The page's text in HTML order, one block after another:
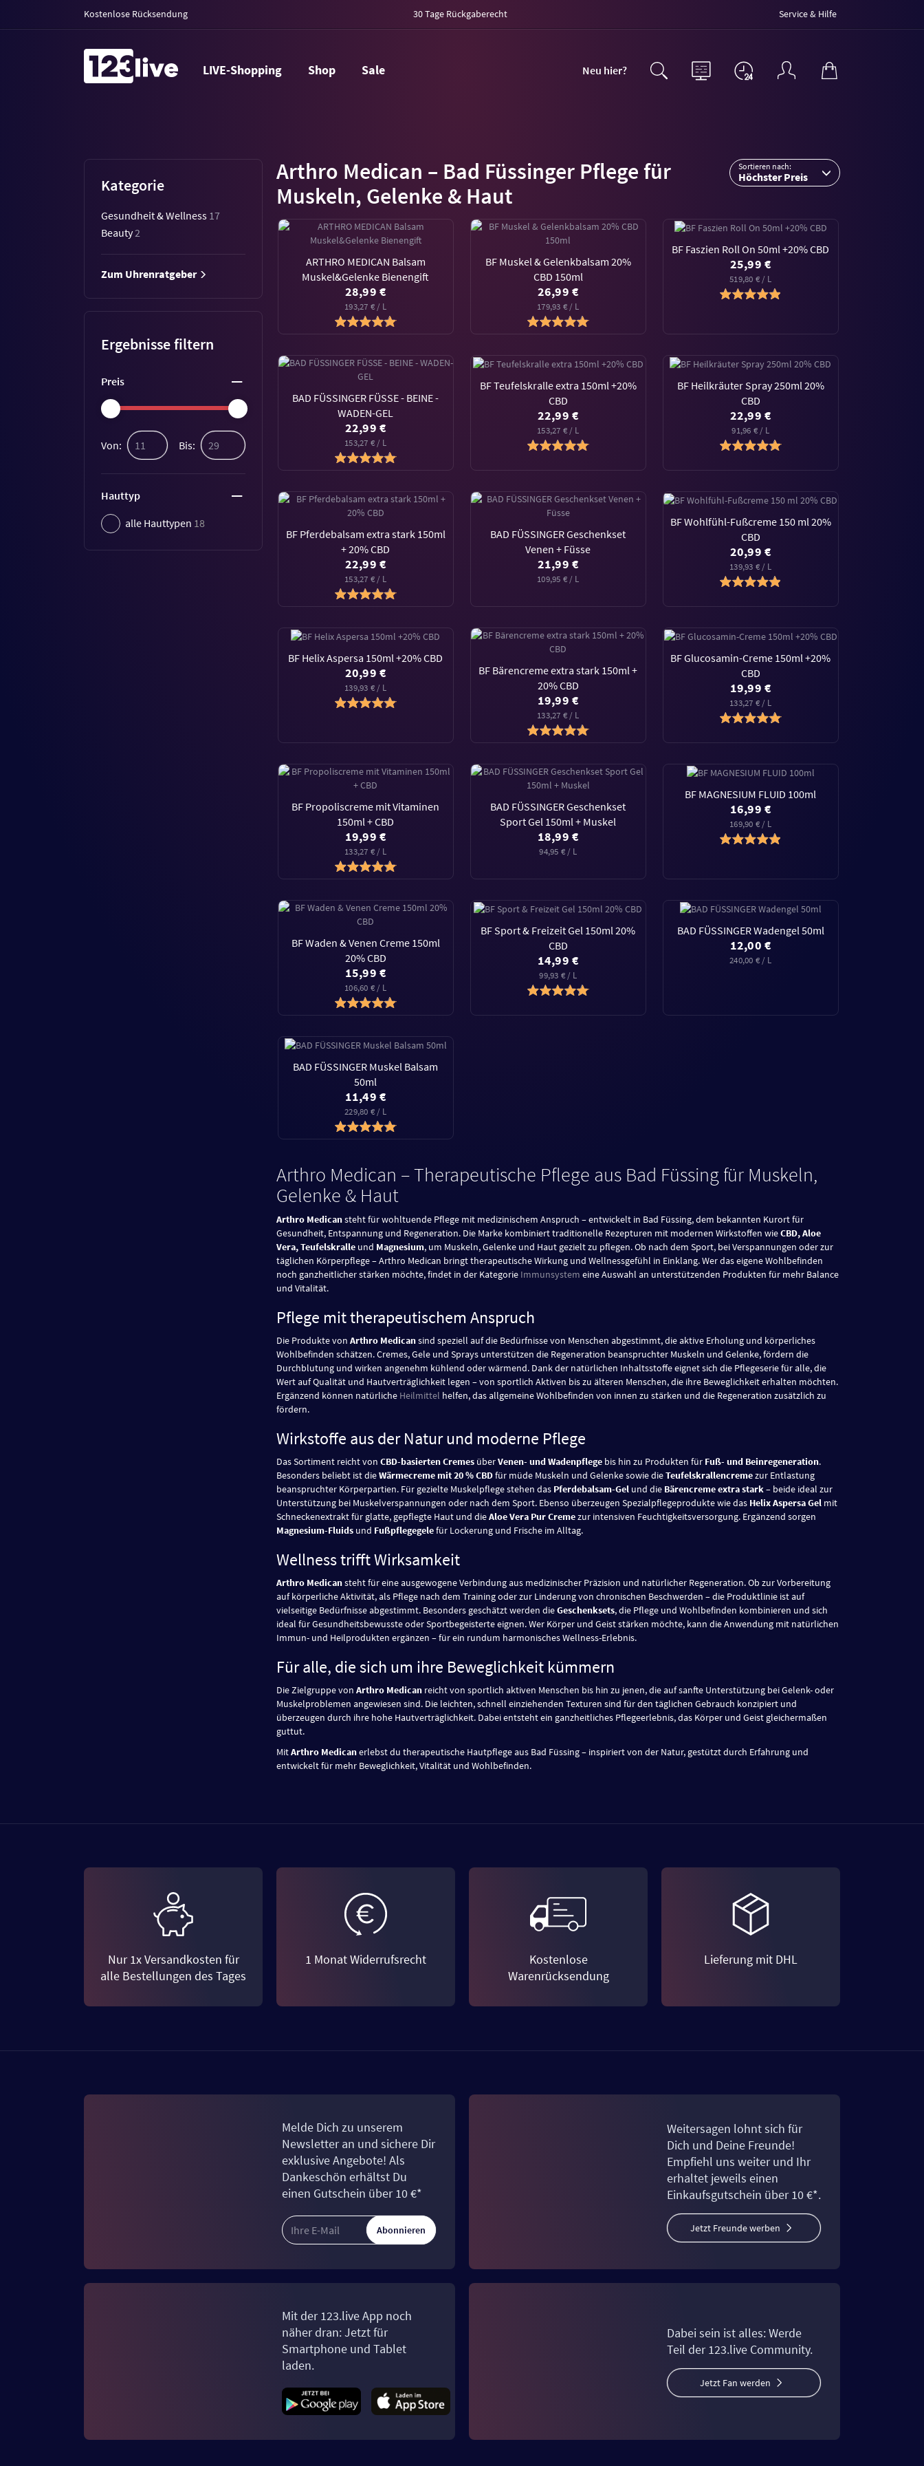
Kostenlose Rücksendung 30 Tage Rückgaberecht Service & Hilfe
LIVE-Shopping Shop Sale Neu hier?
Kategorie
Gesundheit & Wellness 17
Beauty2
Zum Uhrenratgeber
Ergebnisse filtern
Preis
Von: Bis:
Hauttyp
alle Hauttypen 18
Arthro Medican – Bad Füssinger Pflege für
Muskeln, Gelenke & Haut
Sortieren nach:
Höchster Preis
ARTHRO MEDICAN Balsam
Muskel&Gelenke Bienengift
28,99 €
193,27 € / L
BF Muskel & Gelenkbalsam 20%
CBD 150ml
26,99 €
179,93 € / L
BF Faszien Roll On 50ml +20% CBD
25,99 €
519,80 € / L
BAD FÜSSINGER FÜSSE - BEINE -
WADEN-GEL
22,99 €
153,27 € / L
BF Teufelskralle extra 150ml +20%
CBD
22,99 €
153,27 € / L
BF Heilkräuter Spray 250ml 20%
CBD
22,99 €
91,96 € / L
BF Pferdebalsam extra stark 150ml
+ 20% CBD
22,99 €
153,27 € / L
BAD FÜSSINGER Geschenkset
Venen + Füsse
21,99 €
109,95 € / L
BF Wohlfühl-Fußcreme 150 ml 20%
CBD
20,99 €
139,93 € / L
BF Helix Aspersa 150ml +20% CBD
20,99 €
139,93 € / L
BF Bärencreme extra stark 150ml +
20% CBD
19,99 €
133,27 € / L
BF Glucosamin-Creme 150ml +20%
CBD
19,99 €
133,27 € / L
BF Propoliscreme mit Vitaminen
150ml + CBD
19,99 €
133,27 € / L
BAD FÜSSINGER Geschenkset
Sport Gel 150ml + Muskel
18,99 €
94,95 € / L
BF MAGNESIUM FLUID 100ml
16,99 €
169,90 € / L
BF Waden & Venen Creme 150ml
20% CBD
15,99 €
106,60 € / L
BF Sport & Freizeit Gel 150ml 20%
CBD
14,99 €
99,93 € / L
BAD FÜSSINGER Wadengel 50ml
12,00 €
240,00 € / L
BAD FÜSSINGER Muskel Balsam
50ml
11,49 €
229,80 € / L
Arthro Medican – Therapeutische Pflege aus Bad Füssing für Muskeln,
Gelenke & Haut
Arthro Medicansteht für wohltuende Pflege mit medizinischem Anspruch – entwickelt in Bad Füssing, dem bekannten Kurort für
Gesundheit, Entspannung und Regeneration. Die Marke kombiniert traditionelle Rezepturen mit modernen Wirkstoffen wieCBD, Aloe
Vera, Teufelskralle und Magnesium, um Muskeln, Gelenke und Haut gezielt zu pflegen. Ob nach dem Sport, bei Verspannungen oder zur
täglichen Körperpflege – Arthro Medican bringt therapeutische Wirkung und Wellnessgefühl in Einklang. Wer das eigene Wohlbefinden
noch ganzheitlicher stärken möchte, findet in der Kategorie Immunsystem eine Auswahl an unterstützenden Produkten für mehr Balance
und Vitalität.
Pflege mit therapeutischem Anspruch
Die Produkte von Arthro Medicansind speziell auf die Bedürfnisse von Menschen abgestimmt, die aktive Erholung und körperliches
Wohlbefinden schätzen. Cremes, Gele und Sprays unterstützen die Regeneration beanspruchter Muskeln und Gelenke, fördern die
Durchblutung und wirken angenehm kühlend oder wärmend. Dank der natürlichen Inhaltsstoffe eignet sich die Pflegeserie für alle, die
Wert auf Qualität und Hautverträglichkeit legen – von sportlich Aktiven bis zu älteren Menschen, die ihre Beweglichkeit erhalten möchten.
Ergänzend können natürliche Heilmittel helfen, das allgemeine Wohlbefinden von innen zu stärken und die Regeneration zusätzlich zu
fördern.
Wirkstoffe aus der Natur und moderne Pflege
Das Sortiment reicht von CBD-basierten Cremes überVenen- und Wadenpflege bis hin zu Produkten für Fuß- und Beinregeneration.
Besonders beliebt ist dieWärmec­reme mit 20 % CBDfür müde Muskeln und Gelenke sowie dieTeufelskrallencremezur Entlastung
beanspruchter Körperpartien. Für gezielte Muskelpflege stehen das Pferdebalsam-Gel und die Bärencreme extra stark– beide ideal zur
Unterstützung bei Muskelverspannungen oder nach dem Sport. Ebenso überzeugen Spezialpflegeprodukte wie das Helix Aspersa Gel mit
Schneckenextrakt für glatte, gepflegte Haut und dieAloe Vera Pur Cremezur intensiven Feuchtigkeitsversorgung. Ergänzend sorgen
Magnesium-Fluids und Fußpflegegelefür Lockerung und Frische im Alltag.
Wellness trifft Wirksamkeit
Arthro Medicansteht für eine ausgewogene Verbindung aus medizinischer Präzision und natürlicher Regeneration. Ob zur Vorbereitung
auf körperliche Aktivität, als Pflege nach dem Training oder zur Linderung von chronischen Beschwerden – die Produktlinie ist auf
vielseitige Bedürfnisse abgestimmt. Besonders geschätzt werden dieGeschenksets, die Pflege und Wohlbefinden kombinieren und sich
ideal für Gesundheitsbewusste oder Sportbegeisterte eignen. Wer Körper und Geist stärken möchte, kann die Anwendung mit natürlichen
Immun- und Heilprodukten ergänzen – für ein rundum harmonisches Wellness-Erlebnis.
Für alle, die sich um ihre Beweglichkeit kümmern
Die Zielgruppe von Arthro Medican reicht von sportlich aktiven Menschen bis hin zu jenen, die auf sanfte Unterstützung bei Gelenk- oder
Muskelproblemen angewiesen sind. Die leichten, schnell einziehenden Texturen sind für den täglichen Gebrauch konzipiert und
überzeugen durch ihre hohe Hautverträglichkeit. Dabei entsteht ein ganzheitliches Pflegeerlebnis, das Körper und Geist gleichermaßen
guttut.
MitArthro Medicanerlebst du therapeutische Hautpflege aus Bad Füssing – inspiriert von der Natur, gestützt durch Erfahrung und
entwickelt für mehr Beweglichkeit, Vitalität und Wohlbefinden.
Nur 1x Versandkosten für
alle Bestellungen des Tages
1 Monat Widerrufsrecht
Kostenlose
Warenrücksendung
Lieferung mit DHL
Melde Dich zu unserem
Newsletter an und sichere Dir
exklusive Angebote! Als
Dankeschön erhältst Du
einen Gutschein über 10 €*
Abonnieren
Weitersagen lohnt sich für
Dich und Deine Freunde!
Empfiehl uns weiter und Ihr
erhaltet jeweils einen
Einkaufsgutschein über 10 €*.
Jetzt Freunde werben
Mit der 123.live App noch
näher dran: Jetzt für
Smartphone und Tablet
laden.
Dabei sein ist alles: Werde
Teil der 123.live Community.
Jetzt Fan werden